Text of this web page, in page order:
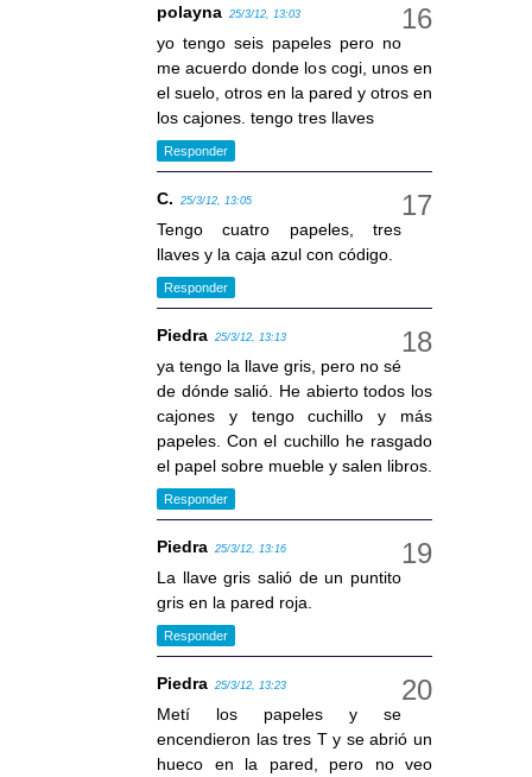
polayna 25/3/12, 13:03
yo tengo seis papeles pero no
me acuerdo donde los cogi, unos en
el suelo, otros en la pared y otros en
los cajones. tengo tres llaves
Responder
C. 25/3/12, 13:05
Tengo cuatro papeles, tres
llaves y la caja azul con código.
Responder
Piedra 25/3/12, 13:13
ya tengo la llave gris, pero no sé
de dónde salió. He abierto todos los
cajones y tengo cuchillo y más
papeles. Con el cuchillo he rasgado
el papel sobre mueble y salen libros.
Responder
Piedra 25/3/12, 13:16
La llave gris salió de un puntito
gris en la pared roja.
Responder
Piedra 25/3/12, 13:23
Metí los papeles y se
encendieron las tres T y se abrió un
hueco en la pared, pero no veo